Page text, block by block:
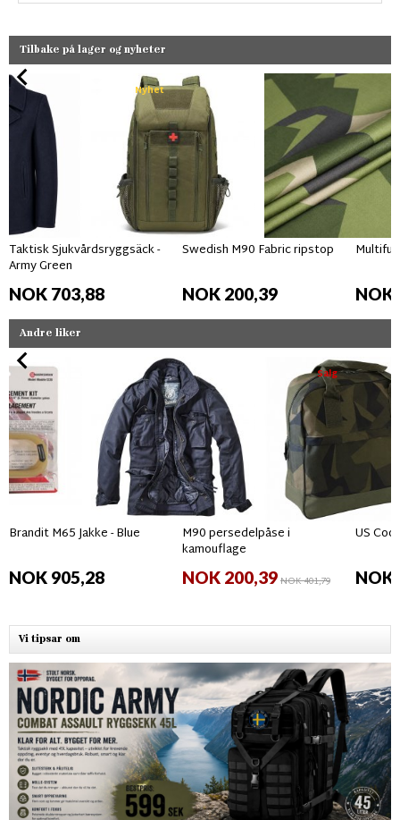
Tilbake på lager og nyheter
Nyhet
Taktisk Sjukvårdsryggsäck -
Army Green
NOK 703,88
Swedish M90 Fabric ripstop
NOK 200,39 NOK
Andre liker
Brandit M65 Jakke - Blue
NOK 905,28
Salg
M90 persedelpåse i
kamouflage
NOK 200,39NOK 401,79
US
NOK
Vi tipsar om